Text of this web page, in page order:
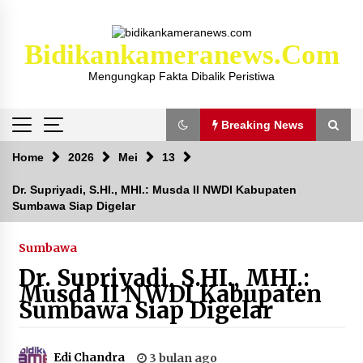
Bidikankameranews.com
Mengungkap Fakta Dibalik Peristiwa
Breaking News
Breaking News
Kejaksaan KSB Mulai Lidik Mafia Tanah Desa
Sekongkang Bawah
2 tahun ago
Laporan Dugaan Pencabulan di Desa Sepayung
Kec. Plampang, Polres Sumbawa Pastikan
Proses Penyelidikan Berjalan Maksimal
Home 2026 Mei 13
Dr. Supriyadi, S.HI., MHI.: Musda II NWDI Kabupaten
Sumbawa Siap Digelar
Sumbawa
Dr. Supriyadi, S.HI., MHI.:
Musda II NWDI Kabupaten
Sumbawa Siap Digelar
Edi Chandra
3 bulan ago